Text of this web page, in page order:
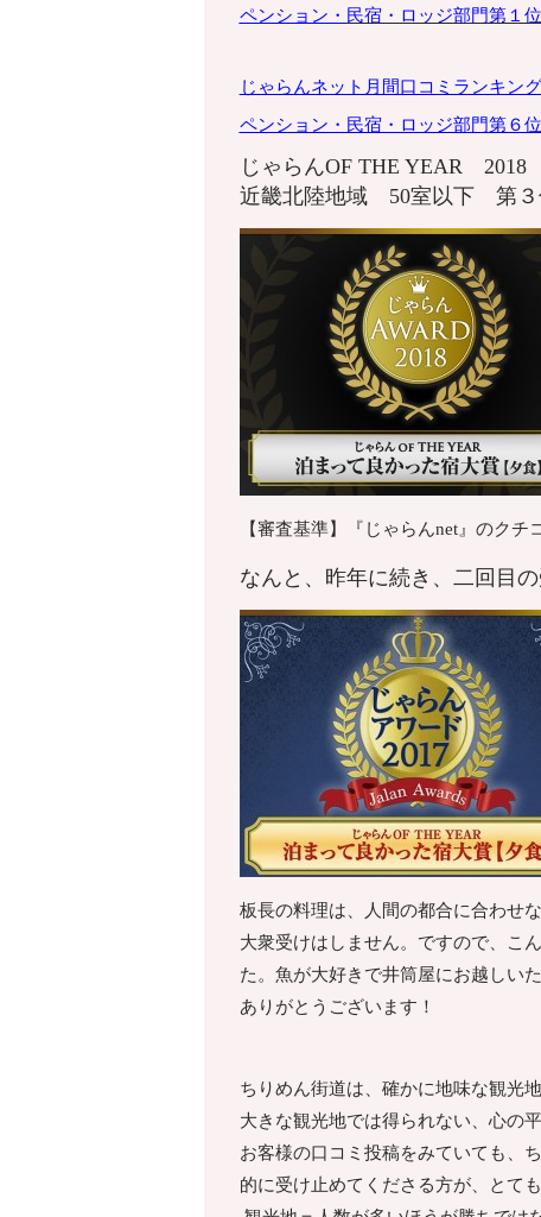
ペンション・ 民宿・ロッジ部門第１
じゃらんネット月間口コミランキン
ペンション・ 民宿・ロッジ部門第６
じゃらんOF THE YEAR 2018
近畿北陸地域 50室以下 第３
【審査基準】『じゃらんnet』のク
なんと、昨年に続き、二回目の
板長の料理は、人間の都合に合わせ
大衆受けはしません。ですので、こ
た。魚が大好きで井筒屋にお越しい
ありがとうございます！
ちりめん街道は、確かに地味な観光
大きな観光地では得られない、心の
お客様の口コミ投稿をみていても、
的に受け止めてくださる方が、とて